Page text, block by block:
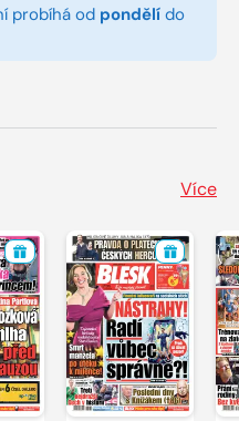
probíhá od pondělí do
Více